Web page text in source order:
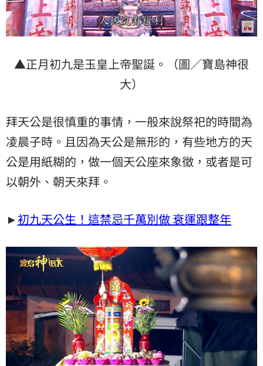
▲正月初九是玉皇上帝聖誕。（圖／寶島神很
大）
拜天公是很慎重的事情，一般來說祭祀的時間為
凌晨子時。且因為天公是無形的，有些地方的天
公是用紙糊的，做一個天公座來象徵，或者是可
以朝外、朝天來拜。
►初九天公生！這禁忌千萬別做 衰運跟整年